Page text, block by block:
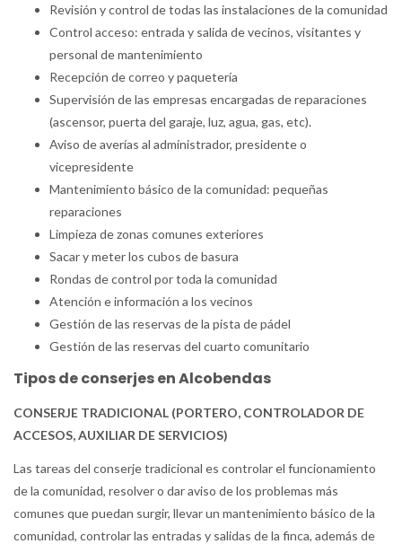
Revisión y control de todas las instalaciones de la comunidad
Control acceso: entrada y salida de vecinos, visitantes y
personal de mantenimiento
Recepción de correo y paquetería
Supervisión de las empresas encargadas de reparaciones
(ascensor, puerta del garaje, luz, agua, gas, etc).
Aviso de averías al administrador, presidente o
vicepresidente
Mantenimiento básico de la comunidad: pequeñas
reparaciones
Limpieza de zonas comunes exteriores
Sacar y meter los cubos de basura
Rondas de control por toda la comunidad
Atención e información a los vecinos
Gestión de las reservas de la pista de pádel
Gestión de las reservas del cuarto comunitario
Tipos de conserjes en Alcobendas
CONSERJE TRADICIONAL (PORTERO, CONTROLADOR DE
ACCESOS, AUXILIAR DE SERVICIOS)
Las tareas del conserje tradicional es controlar el funcionamiento
de la comunidad, resolver o dar aviso de los problemas más
comunes que puedan surgir, llevar un mantenimiento básico de la
comunidad, controlar las entradas y salidas de la finca, además de